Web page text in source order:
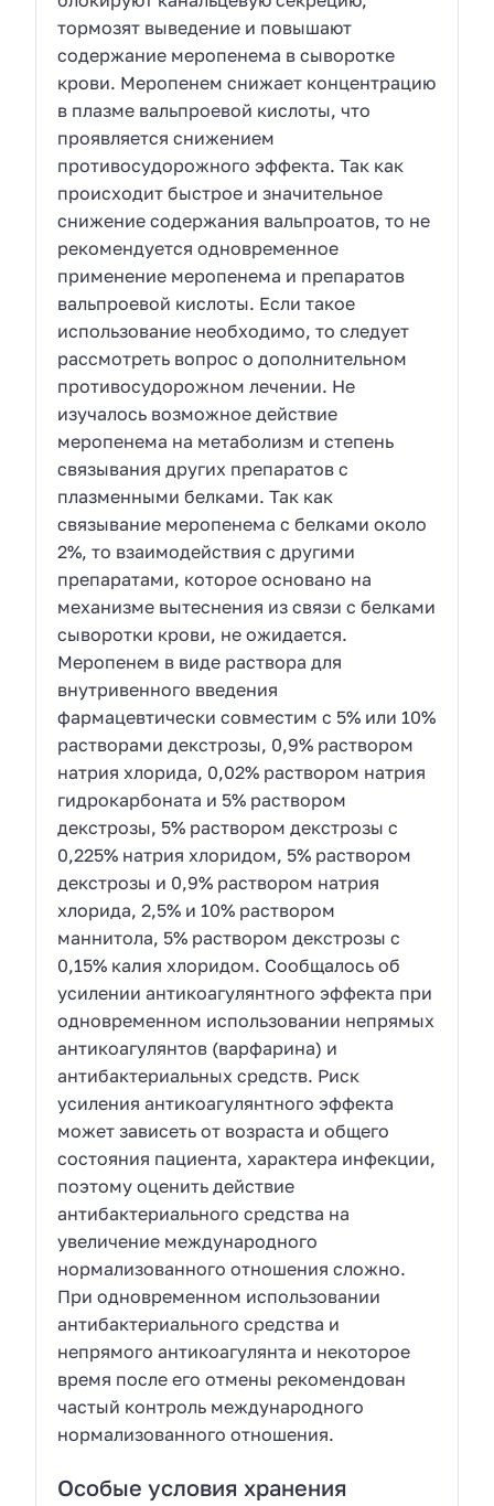
тормозят выведение и повышают
содержание меропенема в сыворотке
крови. Меропенем снижает концентрацию
в плазме вальпроевой кислоты, что
проявляется снижением
противосудорожного эффекта. Так как
происходит быстрое и значительное
снижение содержания вальпроатов, то не
рекомендуется одновременное
применение меропенема и препаратов
вальпроевой кислоты. Если такое
использование необходимо, то следует
рассмотреть вопрос о дополнительном
противосудорожном лечении. Не
изучалось возможное действие
меропенема на метаболизм и степень
связывания других препаратов с
плазменными белками. Так как
связывание меропенема с белками около
2%, то взаимодействия с другими
препаратами, которое основано на
механизме вытеснения из связи с белками
сыворотки крови, не ожидается.
Меропенем в виде раствора для
внутривенного введения
фармацевтически совместим с 5% или 10%
растворами декстрозы, 0,9% раствором
натрия хлорида, 0,02% раствором натрия
гидрокарбоната и 5% раствором
декстрозы, 5% раствором декстрозы с
0,225% натрия хлоридом, 5% раствором
декстрозы и 0,9% раствором натрия
хлорида, 2,5% и 10% раствором
маннитола, 5% раствором декстрозы с
0,15% калия хлоридом. Сообщалось об
усилении антикоагулянтного эффекта при
одновременном использовании непрямых
антикоагулянтов (варфарина) и
антибактериальных средств. Риск
усиления антикоагулянтного эффекта
может зависеть от возраста и общего
состояния пациента, характера инфекции,
поэтому оценить действие
антибактериального средства на
увеличение международного
нормализованного отношения сложно.
При одновременном использовании
антибактериального средства и
непрямого антикоагулянта и некоторое
время после его отмены рекомендован
частый контроль международного
нормализованного отношения.
Особые условия хранения